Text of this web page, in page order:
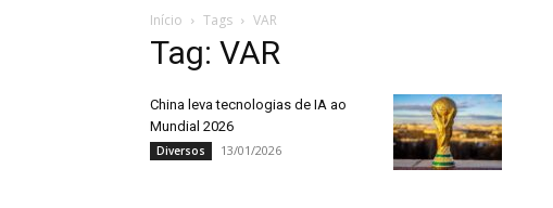
Início Tags VAR
Tag: VAR
China leva tecnologias de IA ao
Mundial 2026
Diversos 13/01/2026